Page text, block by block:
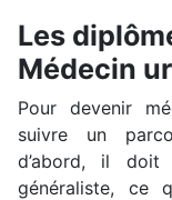
Les
Médecin
Pour devenir
suivre un
d’abord, il
généraliste, ce